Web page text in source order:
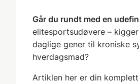
Går du rundt med en
elitesportsudøvere –
daglige gener til kroniske
hverdagsmad?
Artiklen her er din